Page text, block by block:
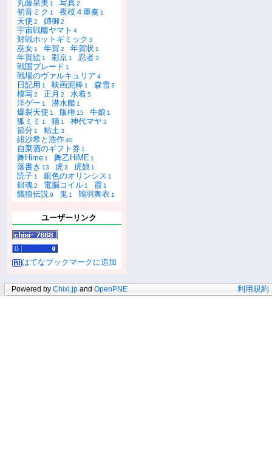
丸藤泉美 1 写真2
初音ミク 1 夜桜４重奏 1
天使 2 姉御2
宇宙戦艦ヤマト 4
対戦ホットギミック 3
巫女 1 年賀2 年賀状 1
年賀絵 1 彩京 1 忍者3
戦国ブレード 1
戦場のヴァルキュリア 4
日記用 1 映画泥棒 1 森雪3
模写2 正月 2 水着5
洋ゲー 1 潜水艦 1
爆裂天使 1 版権 15 牛娘 1
狐ミミ 1 猫 1 神代マヤ 3
節分 1 粘土3
緋沙希と浩作40
自棄酒のギフト券 1
舞Hime 1 舞乙HiME 1
落書き 13 虎3 虎娘 1
読子 1 銀色のオリンシス 1
銀魂2 電脳コイル 1 霞 1
餓狼伝説9 鬼 1 鴇羽舞衣 1
ユーザーリンク
はてなブックマークに追加
Powered by Chixi.jp and OpenPNE 利用規約